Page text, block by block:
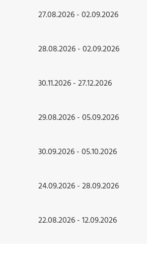
27.08.2026 - 02.09.2026
28.08.2026 - 02.09.2026
30.11.2026 - 27.12.2026
29.08.2026 - 05.09.2026
30.09.2026 - 05.10.2026
24.09.2026 - 28.09.2026
22.08.2026 - 12.09.2026